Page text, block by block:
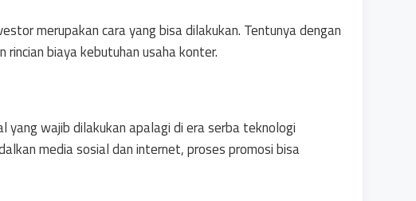
merupakan cara yang bisa dilakukan. Tentunya dengan
biaya kebutuhan usaha konter.
yang wajib dilakukan apalagi di era serba teknologi
media sosial dan internet, proses promosi bisa